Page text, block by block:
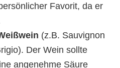
Favorit, da er
(z.B. Sauvignon
Der Wein sollte
angenehme Säure